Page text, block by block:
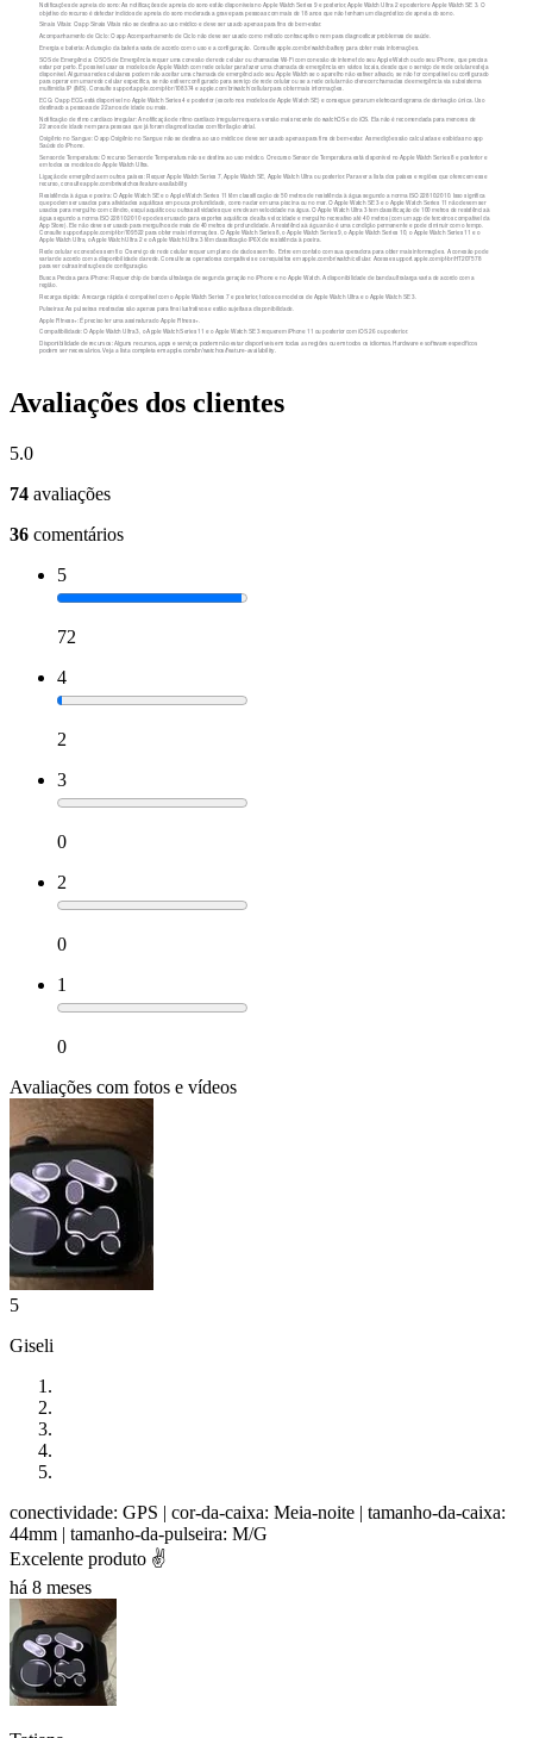
Avaliações dos clientes
5.0
74 avaliações
36 comentários
5
72
4
2
3
0
2
0
1
0
Avaliações com fotos e vídeos
5
Giseli
conectividade: GPS | cor-da-caixa: Meia-noite | tamanho-da-caixa:
44mm | tamanho-da-pulseira: M/G
Excelente produto ✌️
há 8 meses